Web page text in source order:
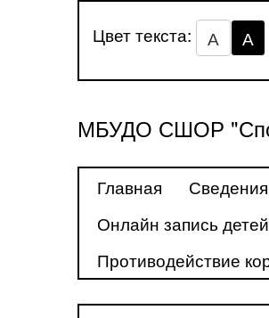
Цвет текста: А А
МБУДО СШОР
Главная
Онлайн запись
Противодействие